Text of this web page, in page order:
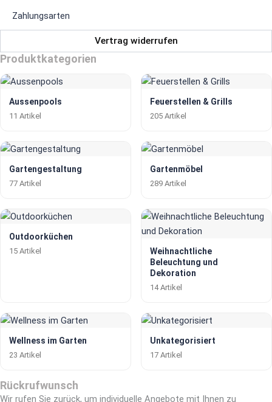
Zahlungsarten
Vertrag widerrufen
Produktkategorien
Aussenpools
11 Artikel
Feuerstellen & Grills
205 Artikel
Gartengestaltung
77 Artikel
Gartenmöbel
289 Artikel
Outdoorküchen
15 Artikel
Weihnachtliche
Beleuchtung und
Dekoration
14 Artikel
Wellness im Garten
23 Artikel
Unkategorisiert
17 Artikel
Rückrufwunsch
Wir rufen Sie zurück, um individuelle Angebote mit Ihnen zu